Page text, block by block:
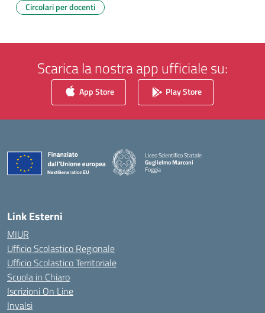
Circolari per docenti
Scarica la nostra app ufficiale su:
App Store Play Store
Liceo Scientifico Statale
Guglielmo Marconi
Foggia
— Visita la pagina iniziale della scuola
Link Esterni
MIUR
Ufficio Scolastico Regionale
Ufficio Scolastico Territoriale
Scuola in Chiaro
Iscrizioni On Line
Invalsi